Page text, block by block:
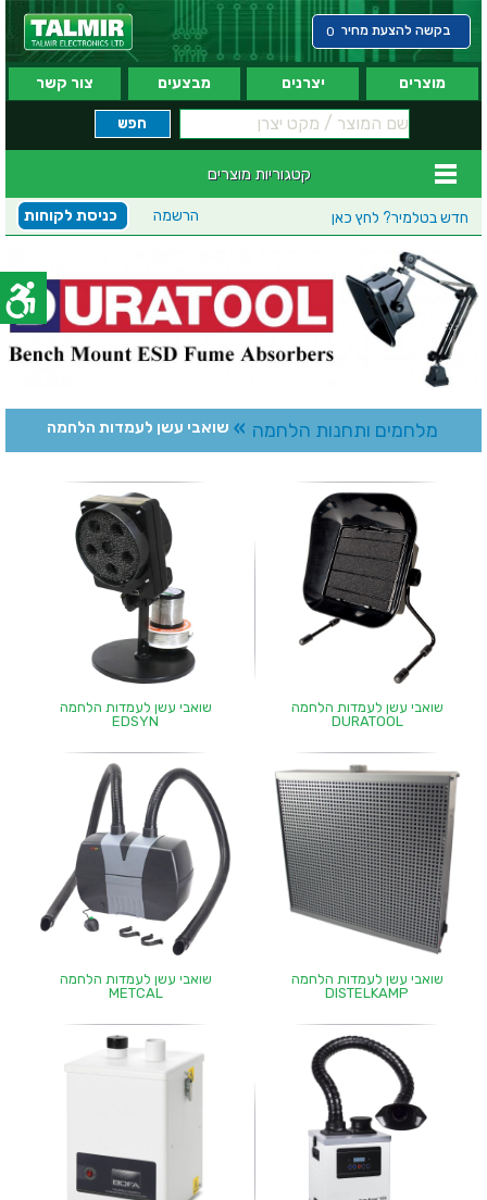
בקשה להצעת מחיר 0
מוצרים יצרנים מבצעים צור קשר
קטגוריות מוצרים
חדש בטלמיר? לחץ כאן כניסת לקוחות הרשמה
מלחמים ותחנות הלחמה » שואבי עשן לעמדות הלחמה
שואבי עשן לעמדות הלחמה
DURATOOL
שואבי עשן לעמדות הלחמה
EDSYN
שואבי עשן לעמדות הלחמה
DISTELKAMP
שואבי עשן לעמדות הלחמה
METCAL